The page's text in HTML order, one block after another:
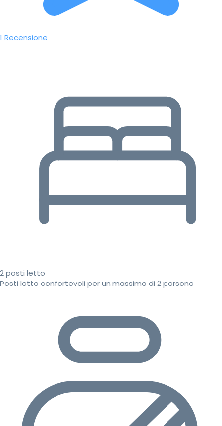
1 Recensione
2 posti letto
Posti letto confortevoli per un massimo di 2 persone